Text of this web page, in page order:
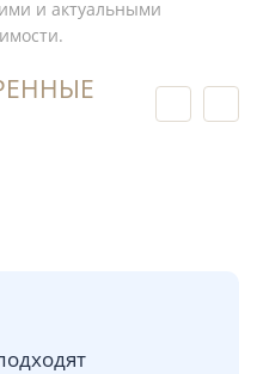
и актуальными